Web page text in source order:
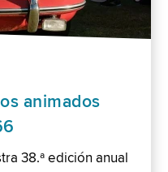
animados
38.ª edición anual